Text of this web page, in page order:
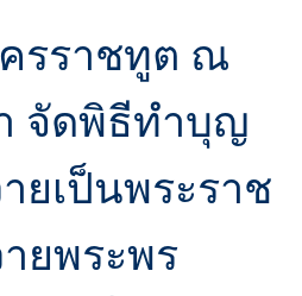
รราชทูต ณ
จัดพิธีทำบุญ
ยเป็นพระราช
ยพระพร